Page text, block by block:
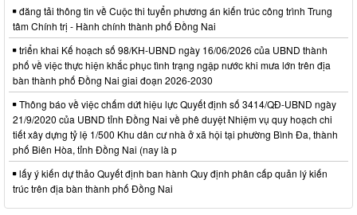
đăng tải thông tin về Cuộc thi tuyển phương án kiến trúc công trình Trung
tâm Chính trị - Hành chính thành phố Đồng Nai
triển khai Kế hoạch số 98/KH-UBND ngày 16/06/2026 của UBND thành
phố về việc thực hiện khắc phục tình trạng ngập nước khi mưa lớn trên địa
bàn thành phố Đồng Nai giai đoạn 2026-2030
Thông báo về việc chấm dứt hiệu lực Quyết định số 3414/QĐ-UBND ngày
21/9/2020 của UBND tỉnh Đồng Nai về phê duyệt Nhiệm vụ quy hoạch chi
tiết xây dựng tỷ lệ 1/500 Khu dân cư nhà ở xã hội tại phường Bình Đa, thành
phố Biên Hòa, tỉnh Đồng Nai (nay là p
lấy ý kiến dự thảo Quyết định ban hành Quy định phân cấp quản lý kiến
trúc trên địa bàn thành phố Đồng Nai